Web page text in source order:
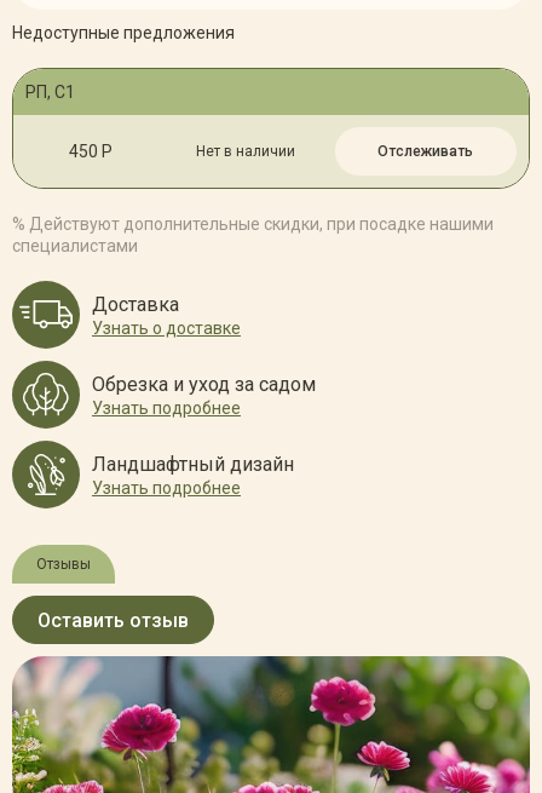
Недоступные предложения
РП, С1
450 Р Нет в наличии Отслеживать
% Действуют дополнительные скидки, при посадке нашими
специалистами
Доставка
Узнать о доставке
Обрезка и уход за садом
Узнать подробнее
Ландшафтный дизайн
Узнать подробнее
Отзывы
Оставить отзыв